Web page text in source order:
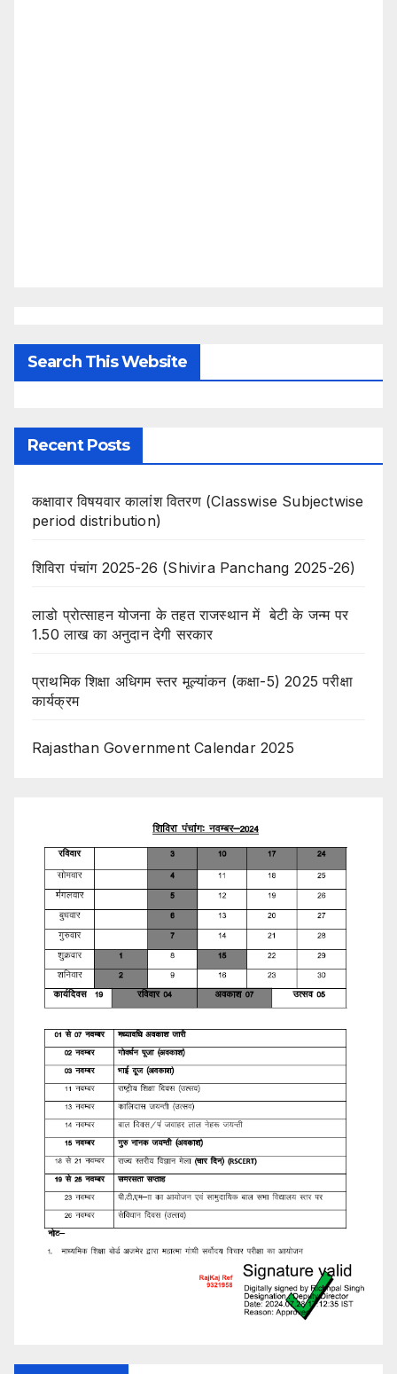
Search This Website
Recent Posts
कक्षावार विषयवार कालांश वितरण (Classwise Subjectwise
period distribution)
शिविरा पंचांग 2025-26 (Shivira Panchang 2025-26)
लाडो प्रोत्साहन योजना के तहत राजस्थान में बेटी के जन्म पर
1.50 लाख का अनुदान देगी सरकार
प्राथमिक शिक्षा अधिगम स्तर मूल्यांकन (कक्षा-5) 2025 परीक्षा
कार्यक्रम
Rajasthan Government Calendar 2025